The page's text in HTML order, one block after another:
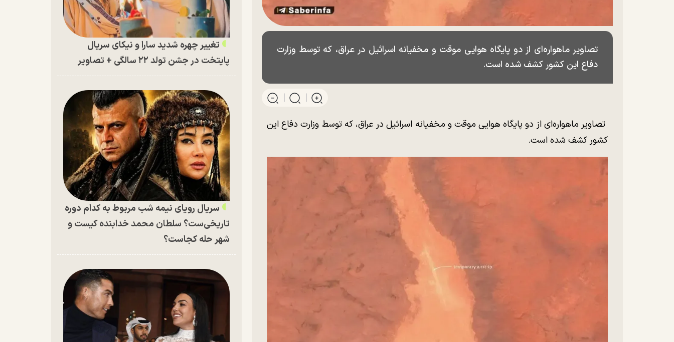
تصاویر ماهواره‌ای از دو پایگاه هوایی موقت و مخفیانه اسرائیل در عراق، که توسط وزارت
دفاع این کشور کشف شده است.
تصاویر ماهواره‌ای از دو پایگاه هوایی موقت و مخفیانه اسرائیل در عراق، که توسط وزارت دفاع این
کشور کشف شده است.
تغییر چهره شدید سارا و نیکای سریال
پایتخت در جشن تولد ۲۲ سالگی + تصاویر
سریال رویای نیمه شب مربوط به کدام دوره
تاریخی‌ست؟ سلطان محمد خدابنده کیست و
شهر حله کجاست؟